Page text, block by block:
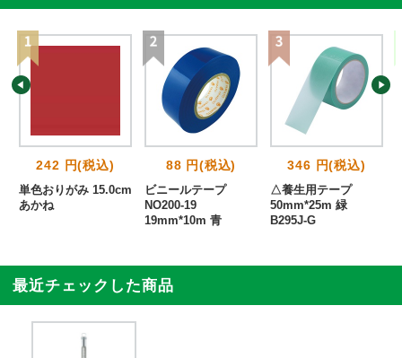
242 円(税込)
単色おりがみ 15.0cm
あかね
88 円(税込)
ビニールテープ
NO200-19
19mm*10m 青
346 円(税込)
△養生用テープ
50mm*25m 緑
B295J-G
最近チェックした商品